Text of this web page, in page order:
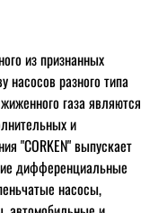
из признанных
насосов разного типа
газа являются
и
"CORKEN" выпускает
дифференциальные
насосы,